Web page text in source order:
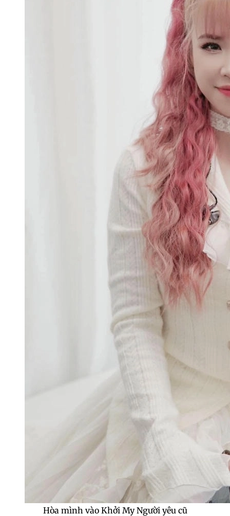
Hòa mình vào Khởi My Người yêu cũ